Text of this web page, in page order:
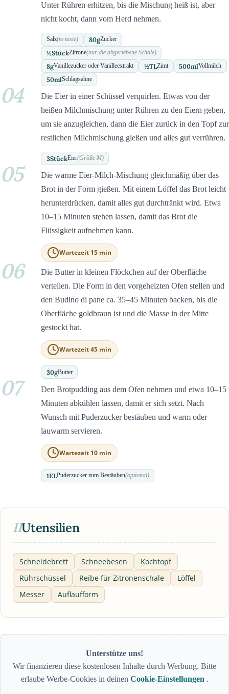
Unter Rühren erhitzen, bis die Mischung heiß ist, aber
nicht kocht, dann vom Herd nehmen.
Salz(to taste) 80gZucker
½StückZitrone(nur die abgeriebene Schale)
8gVanillezucker oder Vanilleextrakt ½TLZimt 500mlVollmilch
50mlSchlagsahne
04
Die Eier in einer Schüssel verquirlen. Etwas von der
heißen Milchmischung unter Rühren zu den Eiern geben,
um sie anzugleichen, dann die Eier zurück in den Topf zur
restlichen Milchmischung gießen und alles gut verrühren.
3StückEier(Größe M)
05
Die warme Eier-Milch-Mischung gleichmäßig über das
Brot in der Form gießen. Mit einem Löffel das Brot leicht
herunterdrücken, damit alles gut durchtränkt wird. Etwa
10–15 Minuten stehen lassen, damit das Brot die
Flüssigkeit aufnehmen kann.
Wartezeit 15 min
06
Die Butter in kleinen Flöckchen auf der Oberfläche
verteilen. Die Form in den vorgeheizten Ofen stellen und
den Budino di pane ca. 35–45 Minuten backen, bis die
Oberfläche goldbraun ist und die Masse in der Mitte
gestockt hat.
Wartezeit 45 min
30gButter
07
Den Brotpudding aus dem Ofen nehmen und etwa 10–15
Minuten abkühlen lassen, damit er sich setzt. Nach
Wunsch mit Puderzucker bestäuben und warm oder
lauwarm servieren.
Wartezeit 10 min
1ELPuderzucker zum Bestäuben(optional)
IIUtensilien
Schneidebrett Schneebesen
Kochtopf
Rührschüssel
Reibe für Zitronenschale
Löffel
Messer
Auflaufform
Unterstütze uns!
Wir finanzieren diese kostenlosen Inhalte durch Werbung. Bitte
erlaube Werbe-Cookies in deinen Cookie-Einstellungen .